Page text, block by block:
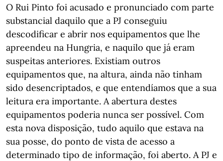
O Rui Pinto foi acusado e pronunciado com parte
substancial daquilo que a PJ conseguiu
descodificar e abrir nos equipamentos que lhe
apreendeu na Hungria, e naquilo que já eram
suspeitas anteriores. Existiam outros
equipamentos que, na altura, ainda não tinham
sido desencriptados, e que entendíamos que a sua
leitura era importante. A abertura destes
equipamentos poderia nunca ser possível. Com
esta nova disposição, tudo aquilo que estava na
sua posse, do ponto de vista de acesso a
determinado tipo de informação, foi aberto. A PJ e